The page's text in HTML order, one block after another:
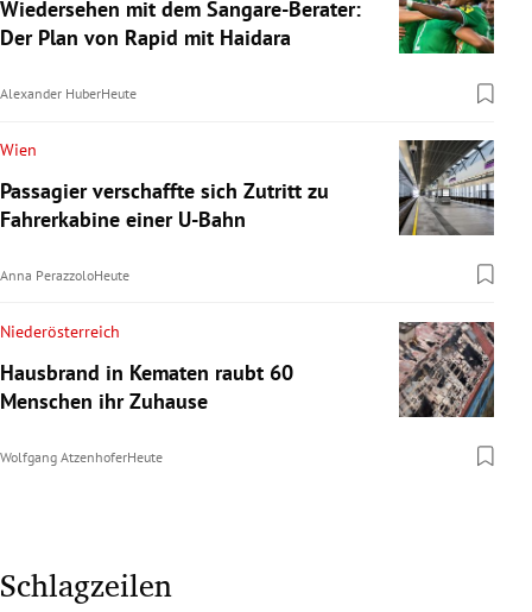
Wiedersehen mit dem Sangare-Berater:
Der Plan von Rapid mit Haidara
Alexander HuberHeute
Wien
Passagier verschaffte sich Zutritt zu
Fahrerkabine einer U-Bahn
Anna PerazzoloHeute
Niederösterreich
Hausbrand in Kematen raubt 60
Menschen ihr Zuhause
Wolfgang AtzenhoferHeute
Schlagzeilen